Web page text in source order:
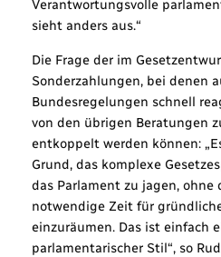
Verantwortungsvolle
sieht anders aus.“
Die Frage der im
Sonderzahlungen, bei denen
Bundesregelungen schnell
von den übrigen Beratungen
entkoppelt werden können:
Grund, das komplexe
das Parlament zu jagen, ohne
notwendige Zeit für
einzuräumen. Das ist einfach
parlamentarischer Stil“, so